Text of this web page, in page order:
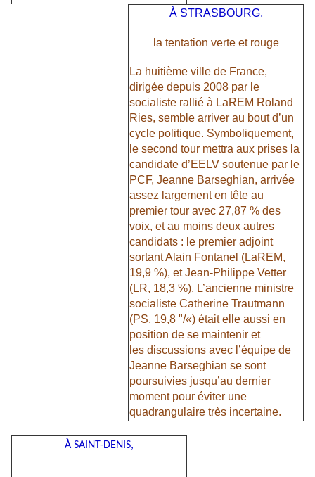
À STRASBOURG,
la tentation verte et rouge
La huitième ville de France,
dirigée depuis 2008 par le
socialiste rallié à LaREM Roland
Ries, semble arriver au bout d’un
cycle politique. Symboliquement,
le second tour mettra aux prises la
candidate d’EELV soutenue par le
PCF, Jeanne Barseghian, arrivée
assez largement en tête au
premier tour avec 27,87 % des
voix, et au moins deux autres
candidats : le premier adjoint
sortant Alain Fontanel (LaREM,
19,9 %), et Jean-Philippe Vetter
(LR, 18,3 %). L’ancienne ministre
socialiste Catherine Trautmann
(PS, 19,8 "/«) était elle aussi en
position de se maintenir et
les discussions avec l’équipe de
Jeanne Barseghian se sont
poursuivies jusqu’au dernier
moment pour éviter une
quadrangulaire très incertaine.
À SAINT-DENIS,